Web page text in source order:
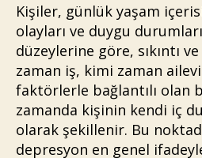
Kişiler, günlük yaşam
olayları ve duygu
düzeylerine göre, sıkıntı
zaman iş, kimi zaman
faktörlerle bağlantılı olan
zamanda kişinin kendi iç
olarak şekillenir. Bu
depresyon en genel